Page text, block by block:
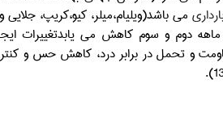
دوم و سوم كاهش مي يابدتغییرات
و تحمل در برابر درد، کاهش حس و